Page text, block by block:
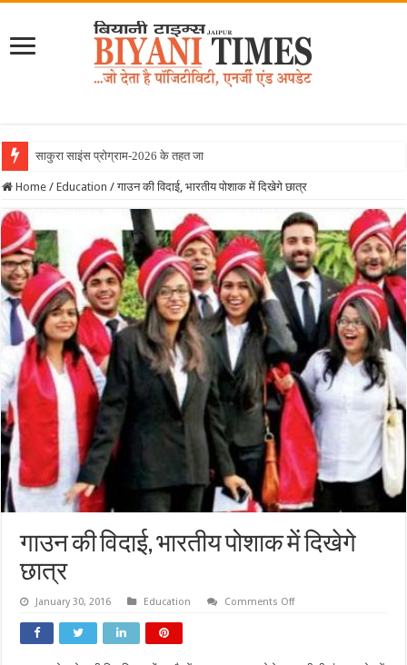
साकुरा साइंस प्रोग्राम-2026 के तहत जापान रवाना हुई
Home / Education / गाउन की विदाई, भारतीय पोशाक में दिखेगे छात्र
गाउन की विदाई, भारतीय पोशाक में दिखेगे
छात्र
January 30, 2016 Education Comments Offon